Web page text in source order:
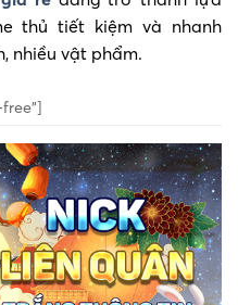
thủ tiết kiệm và nhanh
nhiều vật phẩm.